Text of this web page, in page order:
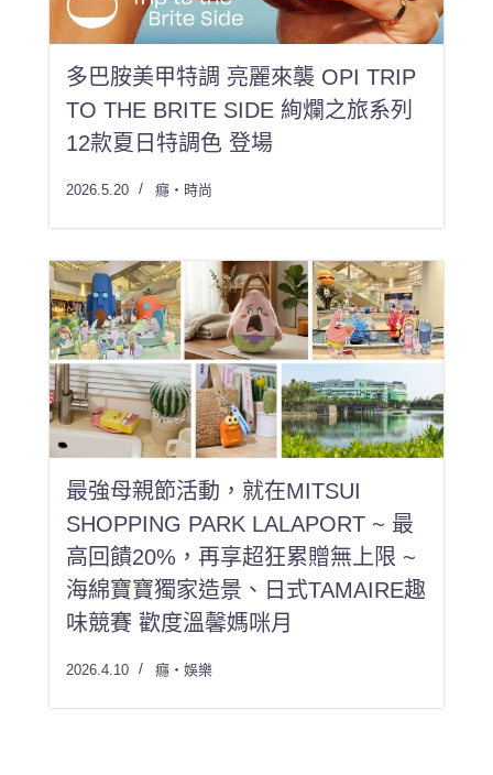
多巴胺美甲特調 亮麗來襲 OPI TRIP
TO THE BRITE SIDE 絢爛之旅系列
12款夏日特調色 登場
2026.5.20 癮・時尚
最強母親節活動，就在MITSUI
SHOPPING PARK LALAPORT ~ 最
高回饋20%，再享超狂累贈無上限 ~
海綿寶寶獨家造景、日式TAMAIRE趣
味競賽 歡度溫馨媽咪月
2026.4.10 癮・娛樂